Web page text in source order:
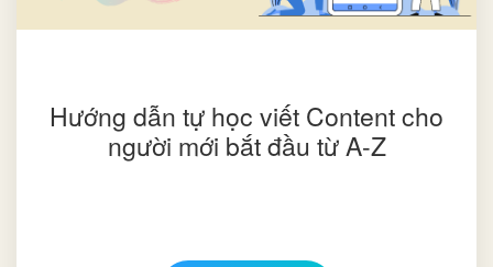
Hướng dẫn tự học viết Content cho
người mới bắt đầu từ A-Z